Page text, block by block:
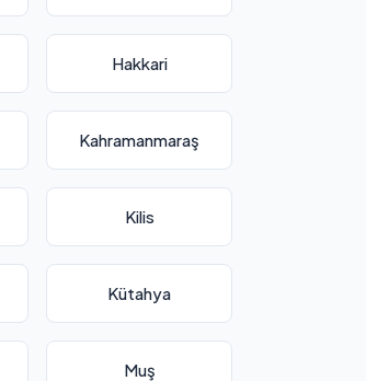
Hakkari
Kahramanmaraş
Kilis
Kütahya
Muş